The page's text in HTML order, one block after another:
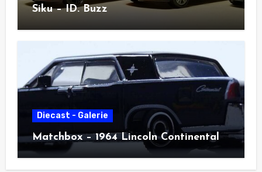
Siku – ID. Buzz
Diecast - Galerie
Matchbox – 1964 Lincoln Continental